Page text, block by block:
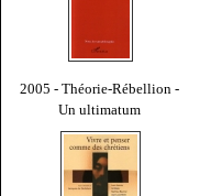
2005 - Théorie-Rébellion -
Un ultimatum